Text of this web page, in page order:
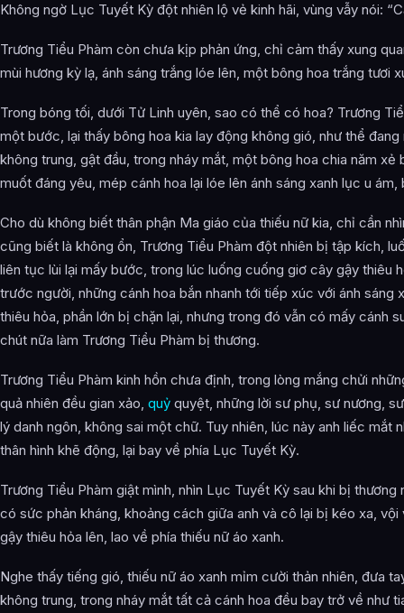
Không ngờ Lục Tuyết Kỳ đột nhiên lộ vẻ kinh hãi, vùng vẫy nói:
Trương Tiểu Phàm còn chưa kịp phản ứng, chỉ cảm thấy xung
mùi hương kỳ lạ, ánh sáng trắng lóe lên, một bông hoa trắng tươi
Trong bóng tối, dưới Tử Linh uyên, sao có thể có hoa? Trương
một bước, lại thấy bông hoa kia lay động không gió, như thể
không trung, gật đầu, trong nháy mắt, một bông hoa chia năm xẻ
muốt đáng yêu, mép cánh hoa lại lóe lên ánh sáng xanh lục u ám,
Cho dù không biết thân phận Ma giáo của thiếu nữ kia, chỉ cần
cũng biết là không ổn, Trương Tiểu Phàm đột nhiên bị tập kích,
liên tục lùi lại mấy bước, trong lúc luống cuống giơ cây gậy thiêu
trước người, những cánh hoa bắn nhanh tới tiếp xúc với ánh sáng
thiêu hỏa, phần lớn bị chặn lại, nhưng trong đó vẫn có mấy cánh
chút nữa làm Trương Tiểu Phàm bị thương.
Trương Tiểu Phàm kinh hồn chưa định, trong lòng mắng chửi
quả nhiên đều gian xảo, quỷ quyệt, những lời sư phụ, sư nương,
lý danh ngôn, không sai một chữ. Tuy nhiên, lúc này anh liếc mắt
thân hình khẽ động, lại bay về phía Lục Tuyết Kỳ.
Trương Tiểu Phàm giật mình, nhìn Lục Tuyết Kỳ sau khi bị thương
có sức phản kháng, khoảng cách giữa anh và cô lại bị kéo xa,
gậy thiêu hỏa lên, lao về phía thiếu nữ áo xanh.
Nghe thấy tiếng gió, thiếu nữ áo xanh mỉm cười thản nhiên, đưa
không trung, trong nháy mắt tất cả cánh hoa đều bay trở về như